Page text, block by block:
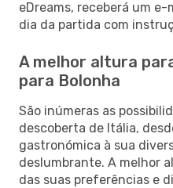
eDreams, receberá um
dia da partida com
A melhor altura
para Bolonha
São inúmeras as
descoberta de Itália,
gastronómica à sua
deslumbrante. A melhor
das suas preferências e